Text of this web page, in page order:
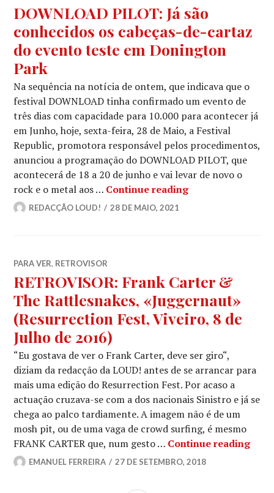
DOWNLOAD PILOT: Já são
conhecidos os cabeças-de-cartaz
do evento teste em Donington
Park
Na sequência na notícia de ontem, que indicava que o
festival DOWNLOAD tinha confirmado um evento de
três dias com capacidade para 10.000 para acontecer já
em Junho, hoje, sexta-feira, 28 de Maio, a Festival
Republic, promotora responsável pelos procedimentos,
anunciou a programação do DOWNLOAD PILOT, que
acontecerá de 18 a 20 de junho e vai levar de novo o
rock e o metal aos … Continue readingDOWNLOAD
REDACÇÃO LOUD! 28 DE MAIO, 2021
PARA VER, RETROVISOR
RETROVISOR: Frank Carter &
The Rattlesnakes, «Juggernaut»
(Resurrection Fest, Viveiro, 8 de
Julho de 2016)
“Eu gostava de ver o Frank Carter, deve ser giro“,
diziam da redacção da LOUD! antes de se arrancar para
mais uma edição do Resurrection Fest. Por acaso a
actuação cruzava-se com a dos nacionais Sinistro e já se
chega ao palco tardiamente. A imagem não é de um
mosh pit, ou de uma vaga de crowd surfing, é mesmo
FRANK CARTER que, num gesto … Continue reading
EMANUEL FERREIRA 27 DE SETEMBRO, 2018